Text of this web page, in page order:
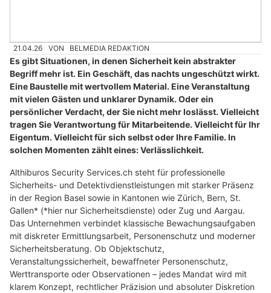
21.04.26 VON BELMEDIA REDAKTION
Es gibt Situationen, in denen Sicherheit kein abstrakter
Begriff mehr ist. Ein Geschäft, das nachts ungeschützt wirkt.
Eine Baustelle mit wertvollem Material. Eine Veranstaltung
mit vielen Gästen und unklarer Dynamik. Oder ein
persönlicher Verdacht, der Sie nicht mehr loslässt. Vielleicht
tragen Sie Verantwortung für Mitarbeitende. Vielleicht für Ihr
Eigentum. Vielleicht für sich selbst oder Ihre Familie. In
solchen Momenten zählt eines: Verlässlichkeit.
Althiburos Security Services.ch steht für professionelle
Sicherheits- und Detektivdienstleistungen mit starker Präsenz
in der Region Basel sowie in Kantonen wie Zürich, Bern, St.
Gallen* (*hier nur Sicherheitsdienste) oder Zug und Aargau.
Das Unternehmen verbindet klassische Bewachungsaufgaben
mit diskreter Ermittlungsarbeit, Personenschutz und moderner
Sicherheitsberatung. Ob Objektschutz,
Veranstaltungssicherheit, bewaffneter Personenschutz,
Werttransporte oder Observationen – jedes Mandat wird mit
klarem Konzept, rechtlicher Präzision und absoluter Diskretion